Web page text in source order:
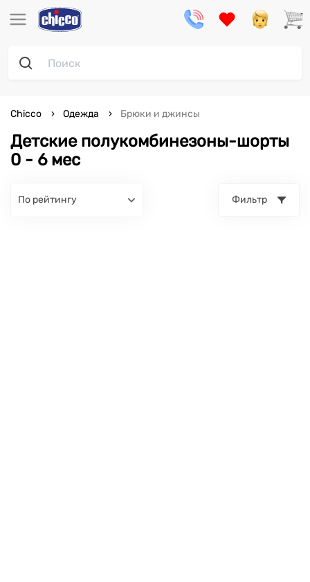
Детские полукомбинезоны-шорты
0 - 6 мес
Chicco Одежда Брюки и джинсы
по рейтингу Фильтр